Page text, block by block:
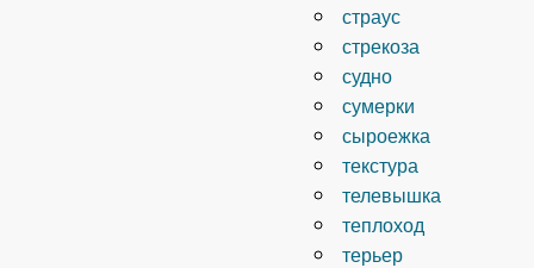
страус
стрекоза
судно
сумерки
сыроежка
текстура
телевышка
теплоход
терьер